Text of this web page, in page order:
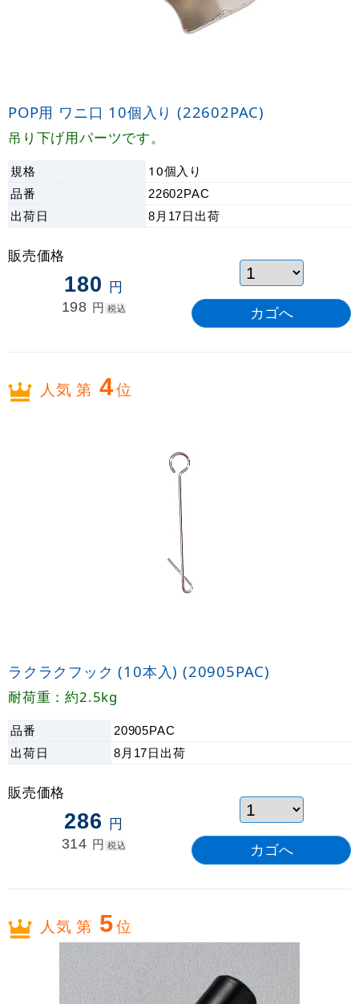
POP用 ワニ口 10個入り (22602PAC)
吊り下げ用パーツです。
規格
10個入り
品番
22602PAC
出荷日 8月17日 出荷
販売価格
180 円
198 円 税込
人気 第 4位
ラクラクフック (10本入) (20905PAC)
耐荷重：約2.5kg
品番 20905PAC
出荷日 8月17日 出荷
販売価格
286 円
314 円 税込
人気 第 5位